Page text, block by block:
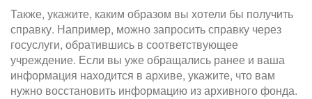
Также, укажите, каким образом вы хотели бы получить
справку. Например, можно запросить справку через
госуслуги, обратившись в соответствующее
учреждение. Если вы уже обращались ранее и ваша
информация находится в архиве, укажите, что вам
нужно восстановить информацию из архивного фонда.